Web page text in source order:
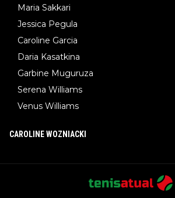
Maria Sakkari
Jessica Pegula
Caroline Garcia
Daria Kasatkina
Garbine Muguruza
Serena Williams
Venus Williams
CAROLINE WOZNIACKI